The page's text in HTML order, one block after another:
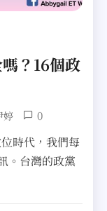
？16個政
婷 0
時代，我們每
。台灣的政黨